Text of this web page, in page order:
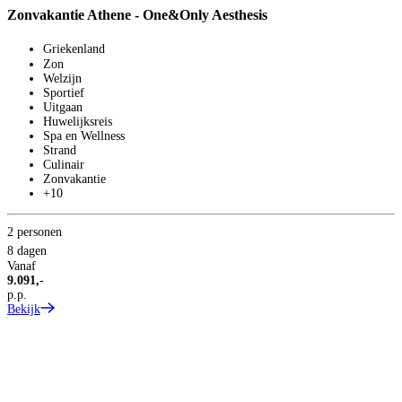
Zonvakantie Athene - One&Only Aesthesis
Griekenland
Zon
Welzijn
Sportief
Uitgaan
Huwelijksreis
Spa en Wellness
Strand
Culinair
Zonvakantie
+10
2 personen
8 dagen
Vanaf
9.091,-
p.p.
Bekijk